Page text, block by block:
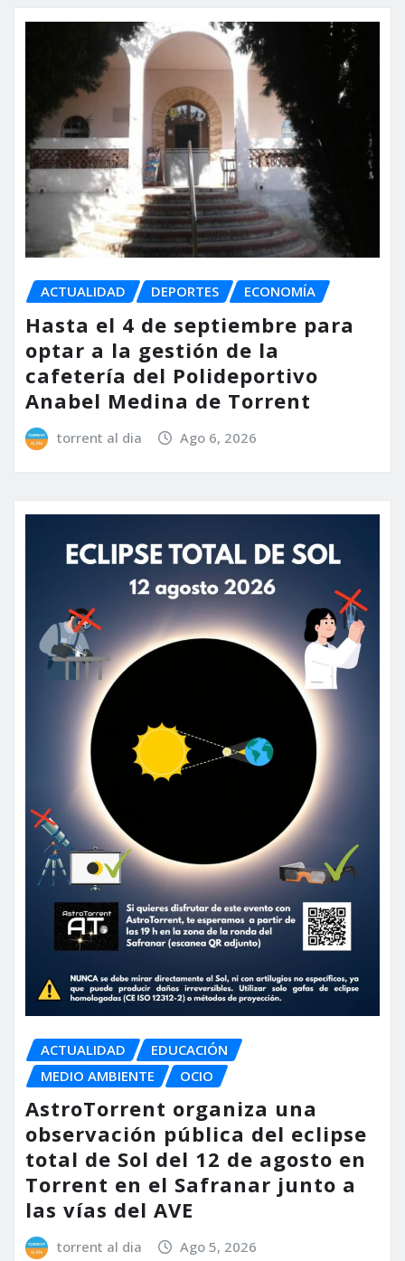
ACTUALIDAD DEPORTES ECONOMÍA
Hasta el 4 de septiembre para
optar a la gestión de la
cafetería del Polideportivo
Anabel Medina de Torrent
torrent al dia Ago 6, 2026
ACTUALIDAD
EDUCACIÓN
MEDIO AMBIENTE
OCIO
AstroTorrent organiza una
observación pública del eclipse
total de Sol del 12 de agosto en
Torrent en el Safranar junto a
las vías del AVE
torrent al dia Ago 5, 2026